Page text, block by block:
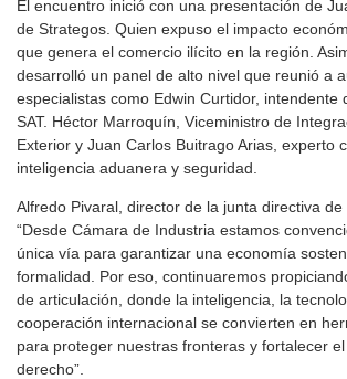
El encuentro inició con una presentación de
de Strategos. Quien expuso el impacto
que genera el comercio ilícito en la región.
desarrolló un panel de alto nivel que reunió a
especialistas como Edwin Curtidor, intendente
SAT. Héctor Marroquín, Viceministro de
Exterior y Juan Carlos Buitrago Arias, experto
inteligencia aduanera y seguridad.
Alfredo Pivaral, director de la junta directiva de
“Desde Cámara de Industria estamos
única vía para garantizar una economía
formalidad. Por eso, continuaremos
de articulación, donde la inteligencia, la
cooperación internacional se convierten en
para proteger nuestras fronteras y fortalecer
derecho”.